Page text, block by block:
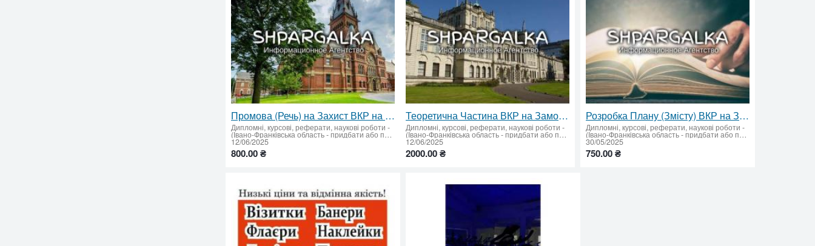
Промова (Речь) на Захист ВКР на Замовлення. Підготовка Тексту та Порадник з Публічного Виступу
Дипломні, курсові, реферати, наукові роботи -
(Івано-Франківська область - придбати або продати)
12/06/2025
800.00 ₴
Теоретична Частина ВКР на Замовлення. Науковий Огляд Літератури, Аналіз Джерел та Обґрунтування
Дипломні, курсові, реферати, наукові роботи -
(Івано-Франківська область - придбати або продати)
12/06/2025
2000.00 ₴
Розробка Плану (Змісту) ВКР на Замовлення. Структура, Мета, Завдання Дослідження
Дипломні, курсові, реферати, наукові роботи -
(Івано-Франківська область - придбати або продати)
30/05/2025
750.00 ₴